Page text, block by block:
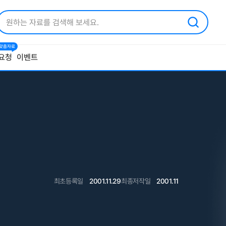
청
춤자료
이벤트
최초등록일 2001.11.29최종저작일 2001.11